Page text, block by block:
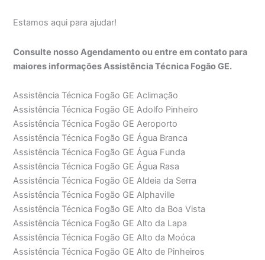
Estamos aqui para ajudar!
Consulte nosso Agendamento ou entre em contato para
maiores informações Assistência Técnica Fogão GE.
Assistência Técnica Fogão GE Aclimação
Assistência Técnica Fogão GE Adolfo Pinheiro
Assistência Técnica Fogão GE Aeroporto
Assistência Técnica Fogão GE Água Branca
Assistência Técnica Fogão GE Água Funda
Assistência Técnica Fogão GE Água Rasa
Assistência Técnica Fogão GE Aldeia da Serra
Assistência Técnica Fogão GE Alphaville
Assistência Técnica Fogão GE Alto da Boa Vista
Assistência Técnica Fogão GE Alto da Lapa
Assistência Técnica Fogão GE Alto da Moóca
Assistência Técnica Fogão GE Alto de Pinheiros